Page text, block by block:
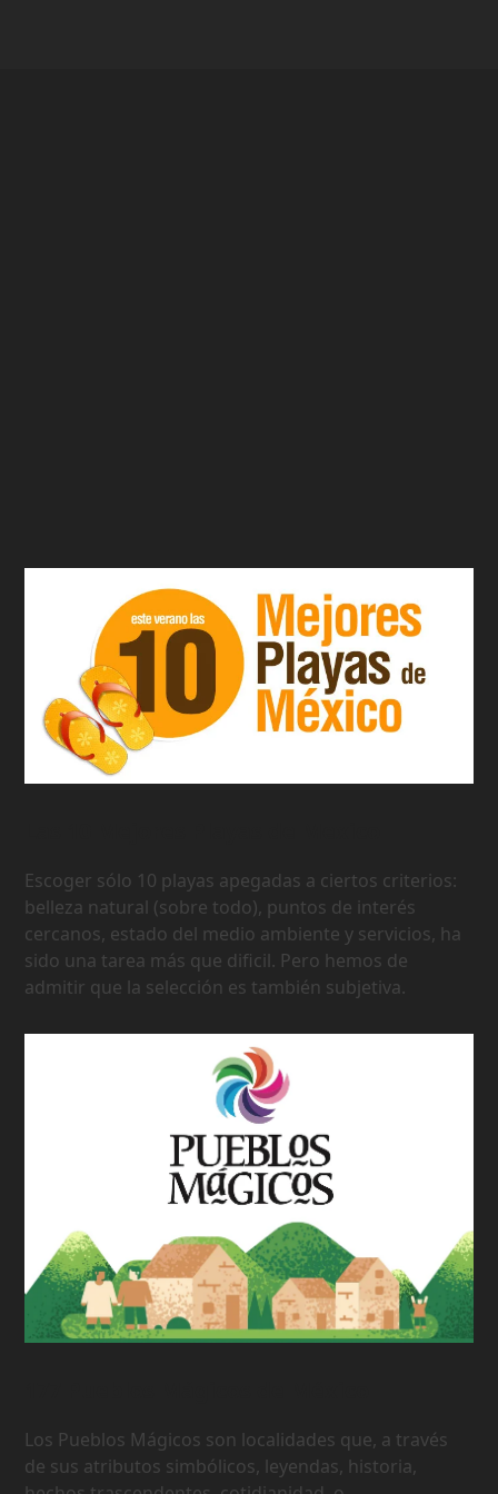
Escoger sólo 10 playas apegadas a ciertos criterios:
belleza natural (sobre todo), puntos de interés
cercanos, estado del medio ambiente y servicios, ha
sido una tarea más que dificil. Pero hemos de
admitir que la selección es también subjetiva.
Los Pueblos Mágicos son localidades que, a través
de sus atributos simbólicos, leyendas, historia,